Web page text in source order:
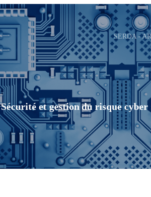
SERDA -
Sécurité et gestion du risque